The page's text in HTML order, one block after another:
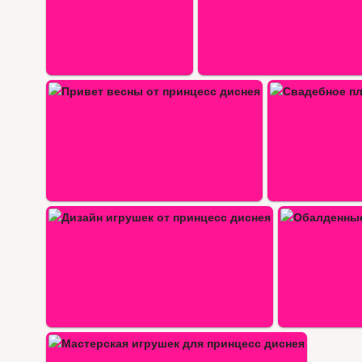
Свадебное платье принцесс… Модные
Обалденные наряды для принцесс…